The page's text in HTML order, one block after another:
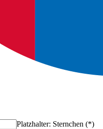
Platzhalter: Sternchen (*)